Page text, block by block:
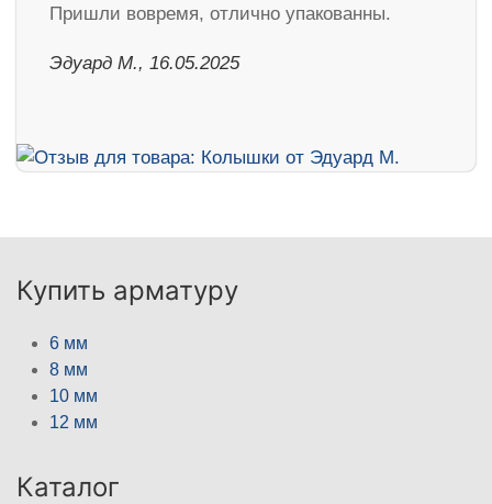
Пришли вовремя, отлично упакованны.
Эдуард М., 16.05.2025
Купить арматуру
6 мм
8 мм
10 мм
12 мм
Каталог